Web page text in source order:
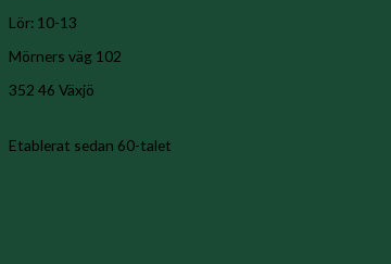
Lör: 10-13
Mörners väg 102
352 46 Växjö
Etablerat sedan 60-talet